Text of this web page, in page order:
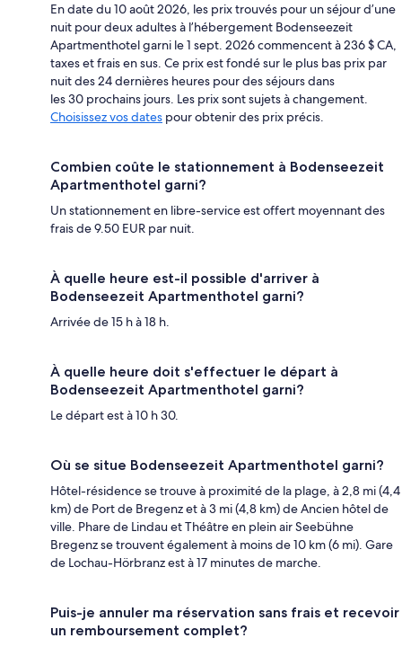
En date du 10 août 2026, les prix trouvés pour un séjour d’une
nuit pour deux adultes à l’hébergement Bodenseezeit
Apartmenthotel garni le 1 sept. 2026 commencent à 236 $ CA,
taxes et frais en sus. Ce prix est fondé sur le plus bas prix par
nuit des 24 dernières heures pour des séjours dans
les 30 prochains jours. Les prix sont sujets à changement.
Choisissez vos dates pour obtenir des prix précis.
Combien coûte le stationnement à Bodenseezeit
Apartmenthotel garni?
Un stationnement en libre-service est offert moyennant des
frais de 9.50 EUR par nuit.
À quelle heure est-il possible d'arriver à
Bodenseezeit Apartmenthotel garni?
Arrivée de 15 h à 18 h.
À quelle heure doit s'effectuer le départ à
Bodenseezeit Apartmenthotel garni?
Le départ est à 10 h 30.
Où se situe Bodenseezeit Apartmenthotel garni?
Hôtel-résidence se trouve à proximité de la plage, à 2,8 mi (4,4
km) de Port de Bregenz et à 3 mi (4,8 km) de Ancien hôtel de
ville. Phare de Lindau et Théâtre en plein air Seebühne
Bregenz se trouvent également à moins de 10 km (6 mi). Gare
de Lochau-Hörbranz est à 17 minutes de marche.
Puis-je annuler ma réservation sans frais et recevoir
un remboursement complet?